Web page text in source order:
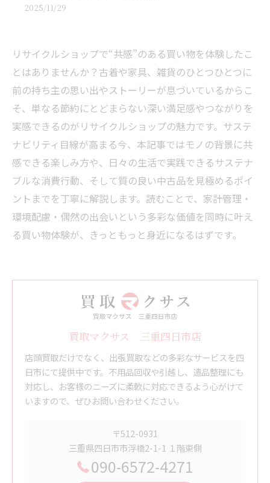
2025/11/29
リサイクルショップで“共感”のある買い物を体験したこ
とはありませんか？古着や家具、雑貨のひとつひとつに
前の持ち主の思い出やストーリーが息づいているからこ
そ、単なる節約にとどまらない深い満足感やつながりを
実感できるのがリサイクルショップの魅力です。サステ
ナビリティ目線が高まる今、本記事ではモノの背景に共
感できる楽しみ方や、日々の生活で実践できるサステナ
ブルな消費行動、そして質の良い中古品を見極めるポイ
ントまでを丁寧に解説します。読むことで、家計管理・
環境配慮・偶然の出会いという多彩な価値を同時に叶え
る買い物体験が、きっともっと身近になるはずです。
買取マクサス 三重四日市店
店頭買取だけでなく、出張買取などの多彩なサービスを四
日市にて提供中です。不用品回収や引越し、遺品整理にも
対応し、お客様のニーズに柔軟に対応できるよう心がけて
いますので、ぜひお問い合わせください。
〒512-0931
三重県四日市市浮橋2-1-1 １階東側
090-6572-4271